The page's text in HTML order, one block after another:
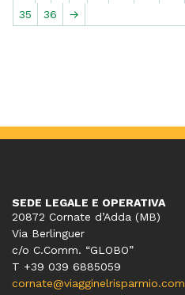
35
36 →
SEDE LEGALE E OPERATIVA
20872 Cornate d’Adda (MB)
Via Berlinguer
c/o C.Comm. “GLOBO”
T +39 039 6885059
cornate@viagginelrisparmio.com